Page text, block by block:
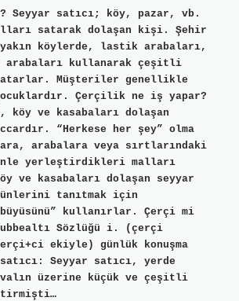
Seyyar satıcı; köy, pazar, vb.
satarak dolaşan kişi. Şehir
köylerde, lastik arabaları,
kullanarak çeşitli
Müşteriler genellikle
Çerçilik ne iş yapar?
köy ve kasabaları dolaşan
“Herkese her şey” olma
arabalara veya sırtlarındaki
yerleştirdikleri malları
ve kasabaları dolaşan seyyar
tanıtmak için
kullanırlar. Çerçi mi
Sözlüğü i. (çerçi
ekiyle) günlük konuşma
Seyyar satıcı, yerde
üzerine küçük ve çeşitli